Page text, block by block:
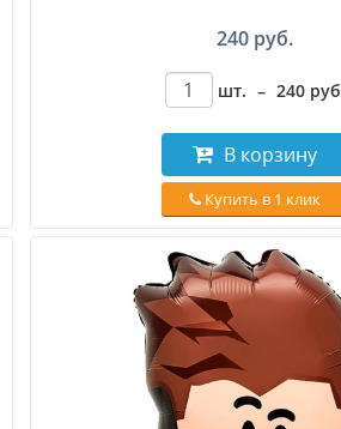
240 руб.
шт. – 240 руб
В корзину
Купить в 1 клик